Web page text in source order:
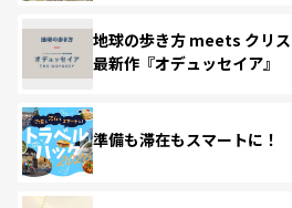
地球の歩き方 meets クリ
最新作『オデュッセイア』
準備も滞在もスマートに